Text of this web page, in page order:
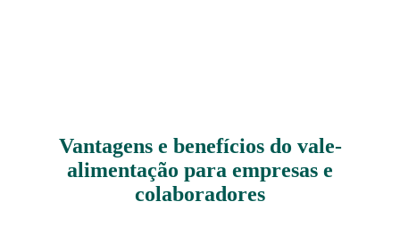
Vantagens e benefícios do vale-
alimentação para empresas e
colaboradores